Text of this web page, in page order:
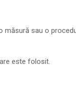
măsură sau o
este folosit.